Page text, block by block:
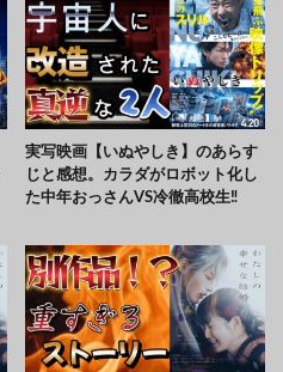
実写映画【いぬやしき】のあらす
じと感想。カラダがロボット化し
た中年おっさんVS冷徹高校生‼